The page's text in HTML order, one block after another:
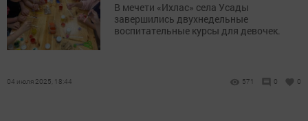
В мечети «Ихлас» села Усады
завершились двухнедельные
воспитательные курсы для девочек.
04 июля 2025, 18:44 571 0 0